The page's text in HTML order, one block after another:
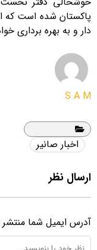
پاکستان شده است که
دار و به بهره برداری
S.A M
اخبار صانیر
ارسال نظر
آدرس ایمیل شما